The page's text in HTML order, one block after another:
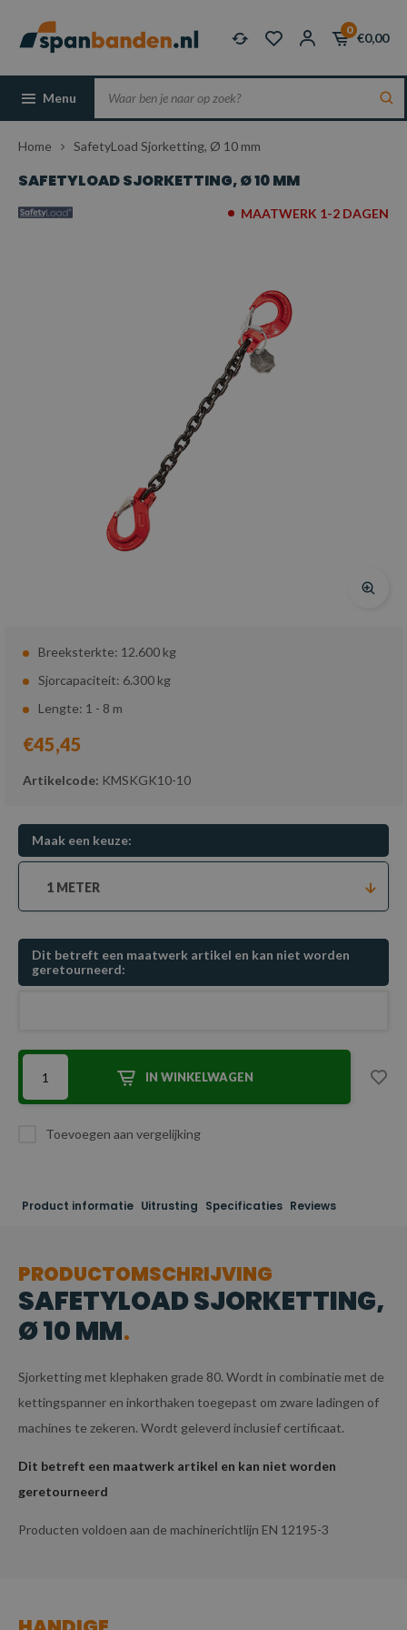
0
€0,00
Menu
Home SafetyLoad Sjorketting, Ø 10 mm
SAFETYLOAD SJORKETTING, Ø 10 MM
MAATWERK 1-2 DAGEN
Breeksterkte: 12.600 kg
Sjorcapaciteit: 6.300 kg
Lengte: 1 - 8 m
€45,45
Artikelcode: KMSKGK10-10
Maak een keuze:
1 METER
Dit betreft een maatwerk artikel en kan niet worden
geretourneerd:
IN WINKELWAGEN
Toevoegen aan vergelijking
Product informatie Uitrusting Specificaties Reviews
PRODUCTOMSCHRIJVING
SAFETYLOAD SJORKETTING,
Ø 10 MM
Sjorketting met klephaken grade 80. Wordt in combinatie met de
kettingspanner en inkorthaken toegepast om zware ladingen of
machines te zekeren. Wordt geleverd inclusief certificaat.
Dit betreft een maatwerk artikel en kan niet worden
geretourneerd
Producten voldoen aan de machinerichtlijn EN 12195-3